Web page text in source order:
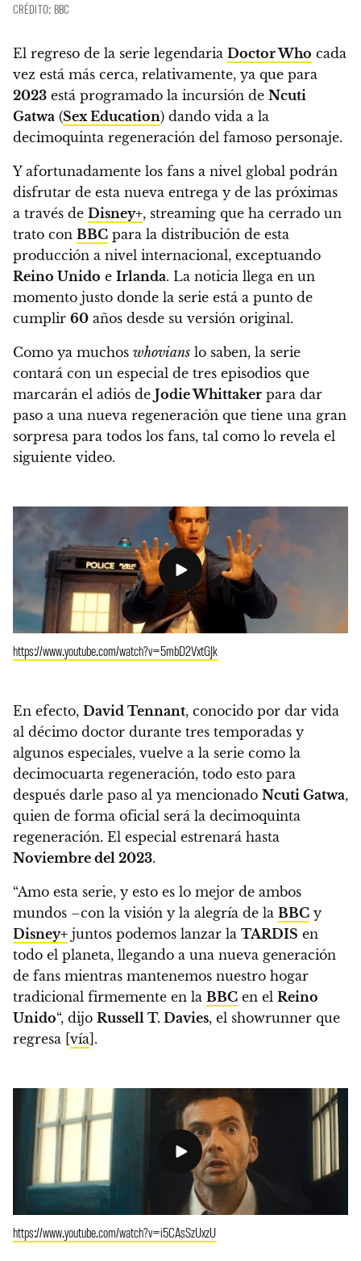
CRÉDITO: BBC
El regreso de la serie legendaria Doctor Who cada
vez está más cerca, relativamente, ya que para
2023 está programado la incursión de Ncuti
Gatwa (Sex Education) dando vida a la
decimoquinta regeneración del famoso personaje.
Y afortunadamente los fans a nivel global podrán
disfrutar de esta nueva entrega y de las próximas
a través de Disney+, streaming que ha cerrado un
trato con BBC para la distribución de esta
producción a nivel internacional, exceptuando
Reino Unido e Irlanda. La noticia llega en un
momento justo donde la serie está a punto de
cumplir 60 años desde su versión original.
Como ya muchos whovians lo saben, la serie
contará con un especial de tres episodios que
marcarán el adiós de Jodie Whittaker para dar
paso a una nueva regeneración que tiene una gran
sorpresa para todos los fans, tal como lo revela el
siguiente video.
https://www.youtube.com/watch?v=5mbD2VxtGJk
En efecto, David Tennant, conocido por dar vida
al décimo doctor durante tres temporadas y
algunos especiales, vuelve a la serie como la
decimocuarta regeneración, todo esto para
después darle paso al ya mencionado Ncuti Gatwa,
quien de forma oficial será la decimoquinta
regeneración. El especial estrenará hasta
Noviembre del 2023.
“Amo esta serie, y esto es lo mejor de ambos
mundos –con la visión y la alegría de la BBC y
Disney+ juntos podemos lanzar la TARDIS en
todo el planeta, llegando a una nueva generación
de fans mientras mantenemos nuestro hogar
tradicional firmemente en la BBC en el Reino
Unido“, dijo Russell T. Davies, el showrunner que
regresa [vía].
https://www.youtube.com/watch?v=i5CAsSzUxzU